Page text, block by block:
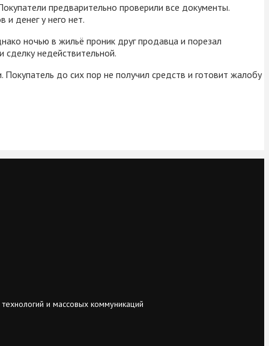
предварительно проверили все документы.
денег у него нет.
ночью в жильё проник друг продавца и порезал
сделку недействительной.
до сих пор не получил средств и готовит жалобу
и массовых коммуникаций